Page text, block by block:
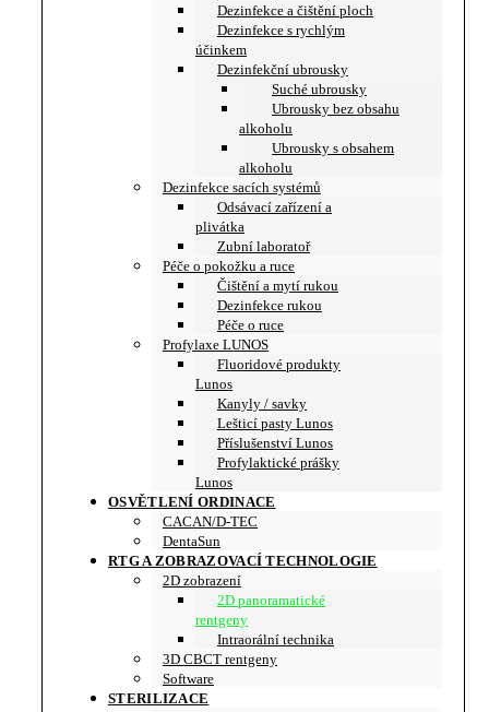
Dezinfekce a čištění ploch
Dezinfekce s rychlým
účinkem
Dezinfekční ubrousky
Suché ubrousky
Ubrousky bez obsahu
alkoholu
Ubrousky s obsahem
alkoholu
Dezinfekce sacích systémů
Odsávací zařízení a
plivátka
Zubní laboratoř
Péče o pokožku a ruce
Čištění a mytí rukou
Dezinfekce rukou
Péče o ruce
Profylaxe LUNOS
Fluoridové produkty
Lunos
Kanyly / savky
Lešticí pasty Lunos
Příslušenství Lunos
Profylaktické prášky
Lunos
OSVĚTLENÍ ORDINACE
CACAN/D-TEC
DentaSun
RTG A ZOBRAZOVACÍ TECHNOLOGIE
2D zobrazení
2D panoramatické
rentgeny
Intraorální technika
3D CBCT rentgeny
Software
STERILIZACE